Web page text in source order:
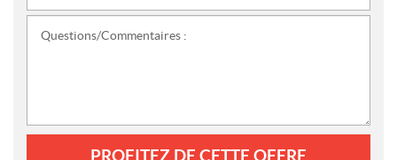
Questions/Commentaires :
PROFITEZ DE CETTE OFFRE